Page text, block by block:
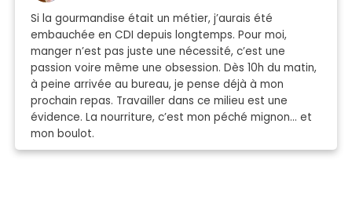
Si la gourmandise était un métier, j’aurais été
embauchée en CDI depuis longtemps. Pour moi,
manger n’est pas juste une nécessité, c’est une
passion voire même une obsession. Dès 10h du matin,
à peine arrivée au bureau, je pense déjà à mon
prochain repas. Travailler dans ce milieu est une
évidence. La nourriture, c’est mon péché mignon… et
mon boulot.